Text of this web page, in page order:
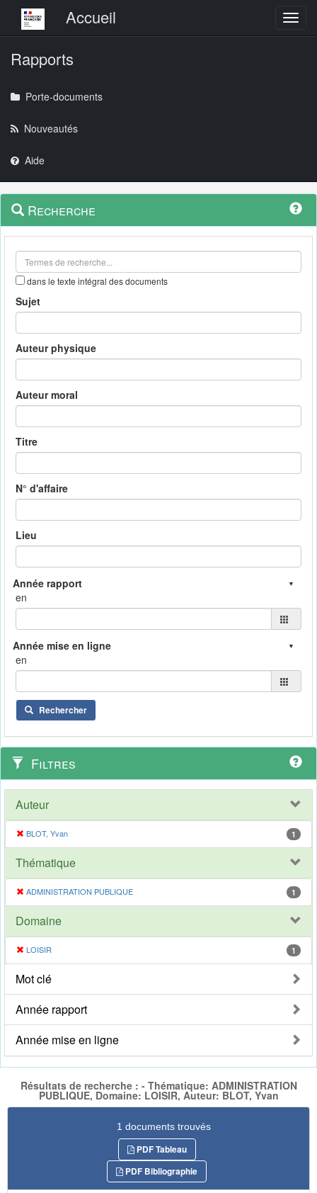
Menu principalAccueil
Rapports
Porte-documents
Nouveautés
Aide
Navigation
outils
Menu
contextuel
Recherche
dans le texte intégral des documents
Sujet
Auteur physique
Auteur moral
Titre
N° d'affaire
Lieu
en
en
Rechercher
Filtres
Auteur
BLOT, Yvan 1
Thématique
ADMINISTRATION PUBLIQUE 1
Domaine
LOISIR 1
Mot clé
Année rapport
Année mise en ligne
Résultats de recherche : - Thématique: ADMINISTRATION
PUBLIQUE, Domaine: LOISIR, Auteur: BLOT, Yvan
1 documents trouvés
PDF Tableau
PDF Bibliographie